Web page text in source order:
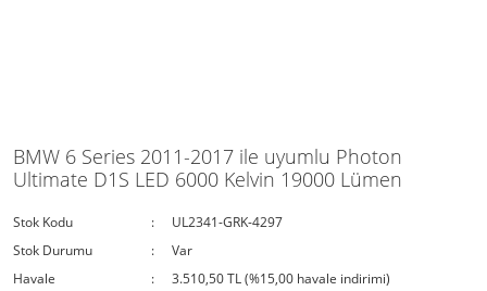
BMW 6 Series 2011-2017 ile uyumlu Photon
Ultimate D1S LED 6000 Kelvin 19000 Lümen
Stok Kodu
UL2341-GRK-4297
Stok Durumu
Var
Havale
3.510,50 TL (%15,00 havale indirimi)